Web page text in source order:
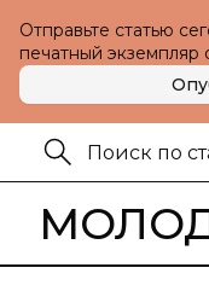
Отправьте статью
печатный экземпляр